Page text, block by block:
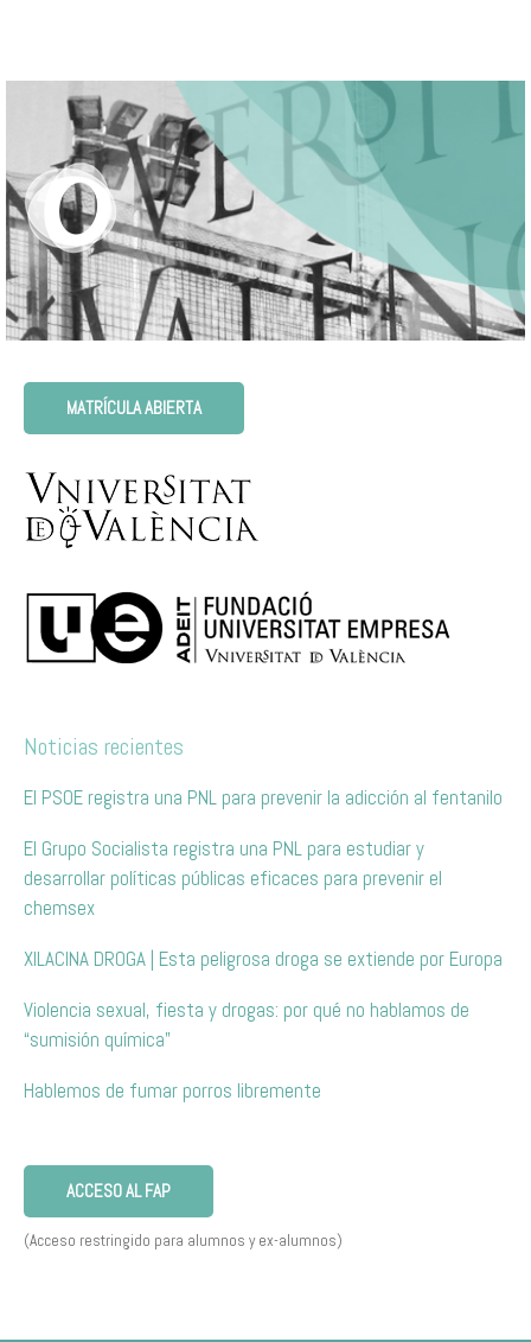
MATRÍCULA ABIERTA
Noticias recientes
El PSOE registra una PNL para prevenir la adicción al fentanilo
El Grupo Socialista registra una PNL para estudiar y
desarrollar políticas públicas eficaces para prevenir el
chemsex
XILACINA DROGA | Esta peligrosa droga se extiende por Europa
Violencia sexual, fiesta y drogas: por qué no hablamos de
“sumisión química”
Hablemos de fumar porros libremente
ACCESO AL FAP
(Acceso restringido para alumnos y ex-alumnos)